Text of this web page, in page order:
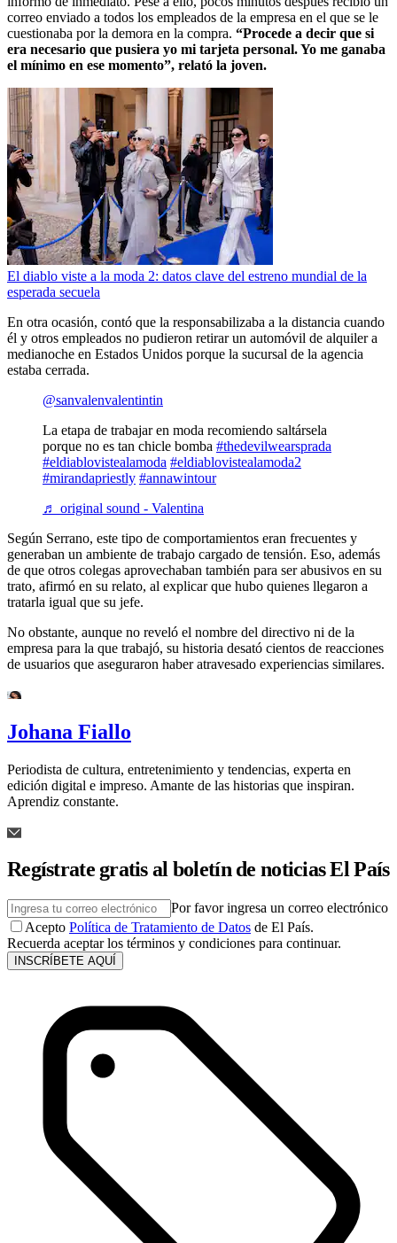
correo enviado a todos los empleados de la empresa en el que se le
cuestionaba por la demora en la compra. “Procede a decir que si
era necesario que pusiera yo mi tarjeta personal. Yo me ganaba
el mínimo en ese momento”, relató la joven.
El diablo viste a la moda 2: datos clave del estreno mundial de la
esperada secuela
En otra ocasión, contó que la responsabilizaba a la distancia cuando
él y otros empleados no pudieron retirar un automóvil de alquiler a
medianoche en Estados Unidos porque la sucursal de la agencia
estaba cerrada.
@sanvalenvalentintin
La etapa de trabajar en moda recomiendo saltársela
porque no es tan chicle bomba #thedevilwearsprada
#eldiablovistealamoda #eldiablovistealamoda2
#mirandapriestly #annawintour
♬ original sound - Valentina
Según Serrano, este tipo de comportamientos eran frecuentes y
generaban un ambiente de trabajo cargado de tensión. Eso, además
de que otros colegas aprovechaban también para ser abusivos en su
trato, afirmó en su relato, al explicar que hubo quienes llegaron a
tratarla igual que su jefe.
No obstante, aunque no reveló el nombre del directivo ni de la
empresa para la que trabajó, su historia desató cientos de reacciones
de usuarios que aseguraron haber atravesado experiencias similares.
Johana Fiallo
Periodista de cultura, entretenimiento y tendencias, experta en
edición digital e impreso. Amante de las historias que inspiran.
Aprendiz constante.
Regístrate gratis al boletín de noticias El País
Por favor ingresa un correo electrónico
Acepto Política de Tratamiento de Datos de El País.
Recuerda aceptar los términos y condiciones para continuar.
INSCRÍBETE AQUÍ